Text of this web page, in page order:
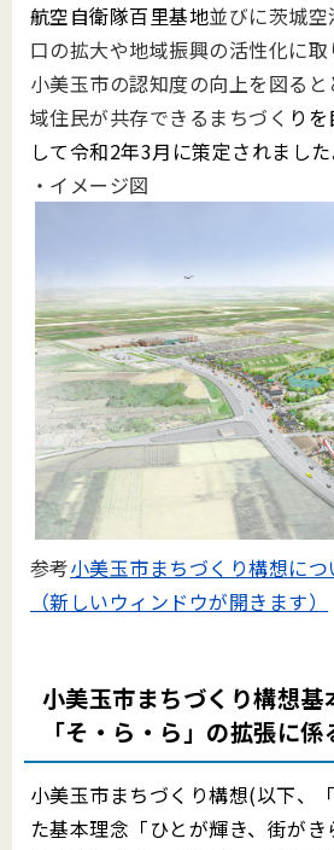
航空自衛隊百里基地並びに茨城
口の拡大や地域振興の活性化に
小美玉市の認知度の向上を図る
域住民が共存できるまちづく り
して令和2年3月に策定されました
・イメージ図
参考小美玉市まちづくり構想につ
（新しいウィンドウが開きます）
小美玉市まちづくり構想基
「そ・ら・ら」の拡張に
小美玉市まちづくり構想(以下、
た基本理念「ひとが輝き、街が